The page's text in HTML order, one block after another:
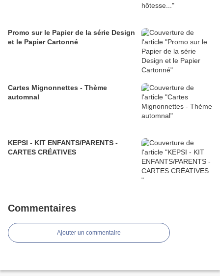
Promo sur le Papier de la série Design
et le Papier Cartonné
Cartes Mignonnettes - Thème
automnal
KEPSI - KIT ENFANTS/PARENTS -
CARTES CRÉATIVES
Commentaires
Ajouter un commentaire